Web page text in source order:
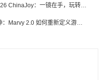
VITURE 亮相 2026 ChinaJoy：一镜在手，玩转全场！
从 3 天到 20 分钟：Marvy 2.0 如何重新定义游戏出海营销效率？